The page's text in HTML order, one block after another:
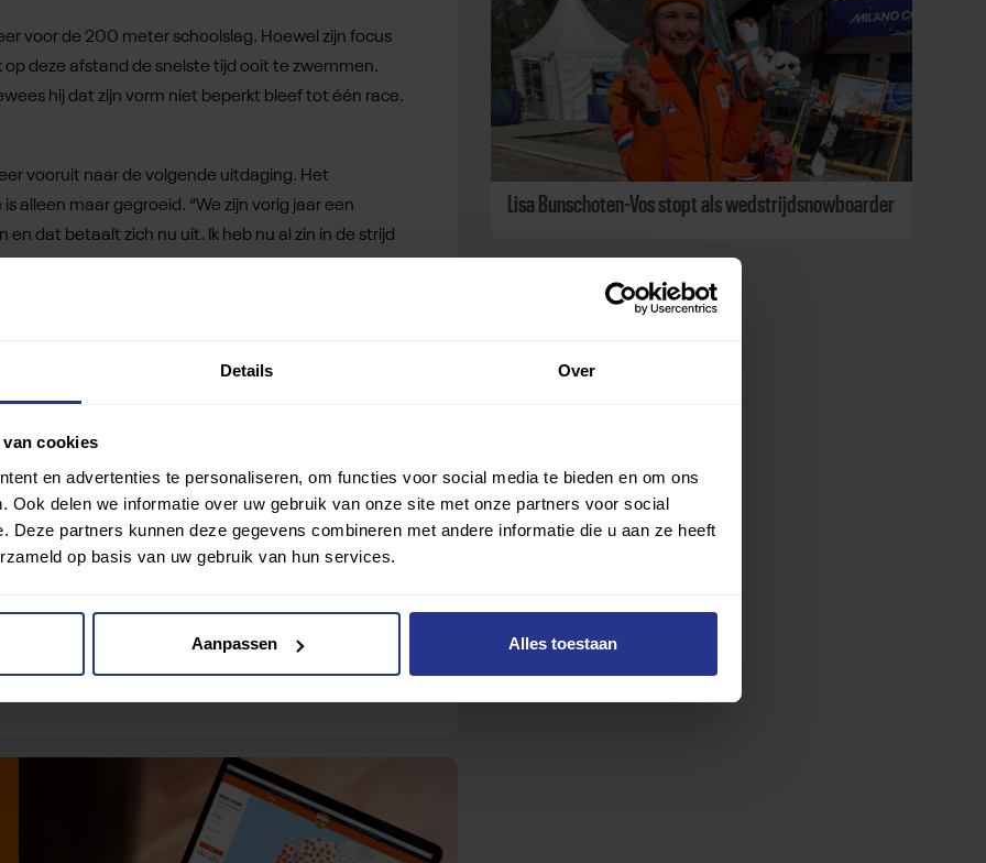
Details Over
cookies
en advertenties te personaliseren, om functies voor social media te bieden en om ons
Ook delen we informatie over uw gebruik van onze site met onze partners voor social
Deze partners kunnen deze gegevens combineren met andere informatie die u aan ze heeft
op basis van uw gebruik van hun services.
Aanpassen Alles toestaan
voor de 200 meter schoolslag. Hoewel zijn focus
deze afstand de snelste tijd ooit te zwemmen.
hij dat zijn vorm niet beperkt bleef tot één race.
vooruit naar de volgende uitdaging. Het
alleen maar gegroeid. “We zijn vorig jaar een
dat betaalt zich nu uit. Ik heb nu al zin in de strijd
het gevoel dat alles waar hij de afgelopen jaren
bij Uniek Sporten Thuis. Daar geeft hij workouts
trainingen zijn energiek, krachtig en zorgen ervoor
zweten. Lees meer op over Rogier op zijn
Lisa Bunschoten-Vos stopt als wedstrijdsnowboarder